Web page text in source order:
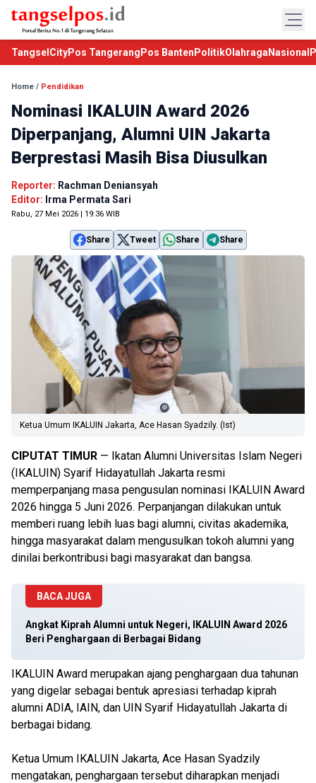
TangselCityPos Tangerang Pos Banten PolitikOlahraga Nasional
Home / Pendidikan
Nominasi IKALUIN Award 2026
Diperpanjang, Alumni UIN Jakarta
Berprestasi Masih Bisa Diusulkan
Reporter: Rachman Deniansyah
Editor: Irma Permata Sari
Rabu, 27 Mei 2026 | 19:36 WIB
Share Tweet Share Share
Ketua Umum IKALUIN Jakarta, Ace Hasan Syadzily. (Ist)
CIPUTAT TIMUR — Ikatan Alumni Universitas Islam Negeri
(IKALUIN) Syarif Hidayatullah Jakarta resmi
memperpanjang masa pengusulan nominasi IKALUIN Award
2026 hingga 5 Juni 2026. Perpanjangan dilakukan untuk
memberi ruang lebih luas bagi alumni, civitas akademika,
hingga masyarakat dalam mengusulkan tokoh alumni yang
dinilai berkontribusi bagi masyarakat dan bangsa.
BACA JUGA
Angkat Kiprah Alumni untuk Negeri, IKALUIN Award 2026
Beri Penghargaan di Berbagai Bidang
IKALUIN Award merupakan ajang penghargaan dua tahunan
yang digelar sebagai bentuk apresiasi terhadap kiprah
alumni ADIA, IAIN, dan UIN Syarif Hidayatullah Jakarta di
berbagai bidang.
Ketua Umum IKALUIN Jakarta, Ace Hasan Syadzily
mengatakan, penghargaan tersebut diharapkan menjadi